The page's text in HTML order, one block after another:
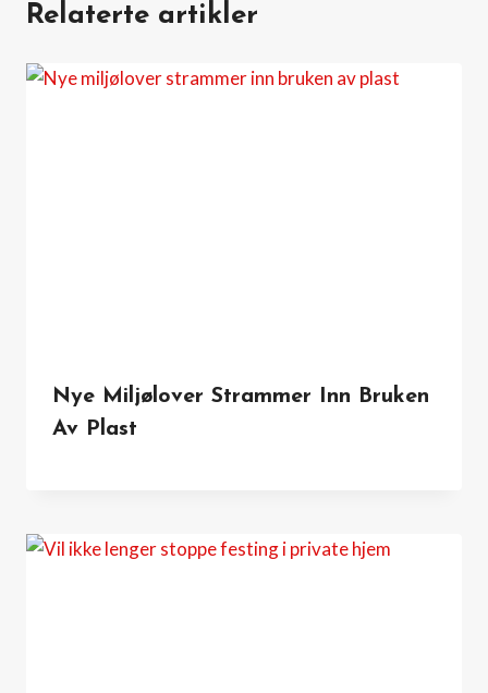
Relaterte artikler
Nye Miljølover Strammer Inn Bruken
Av Plast